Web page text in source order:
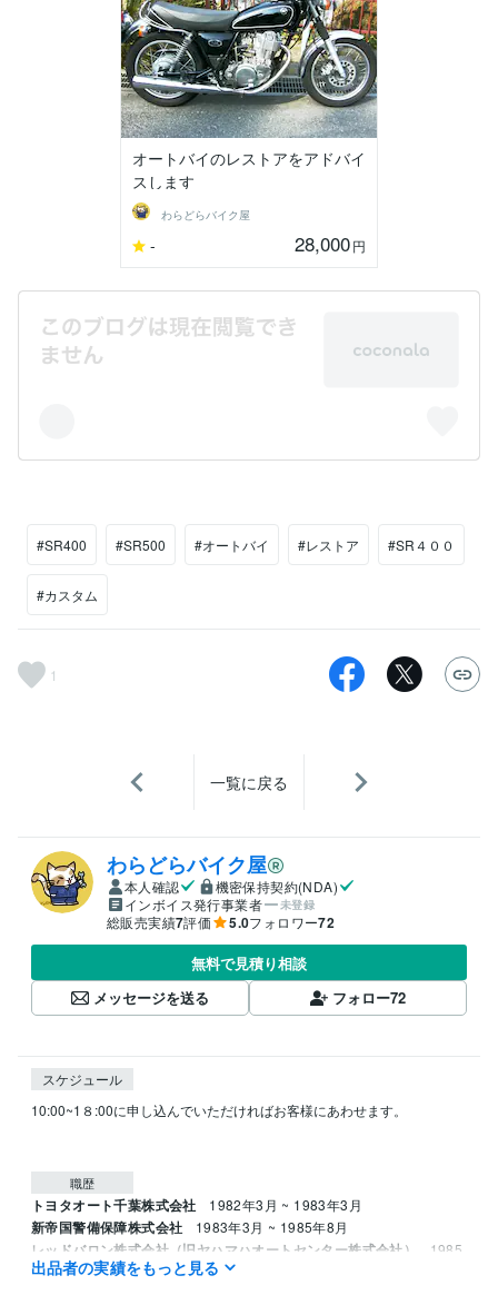
オートバイのレストアをアドバイ
スします
わらどらバイク屋
- 28,000円
#SR400 #SR500 #オートバイ #レストア #SR４００
#カスタム
1
一覧に戻る
わらどらバイク屋
本人確認
機密保持契約(NDA)
インボイス発行事業者
未登録
総販売実績7評価 5.0フォロワー72
無料で見積り相談
メッセージを送る
フォロー72
スケジュール
10:00~1８:00に申し込んでいただければお客様にあわせます。
職歴
トヨタオート千葉株式会社 1982年3月 ~ 1983年3月
新帝国警備保障株式会社 1983年3月 ~ 1985年8月
レッドバロン株式会社（旧ヤハマハオートセンター株式会社）
1985
年8月 ~ 1995年8月
出品者の実績をもっと見る